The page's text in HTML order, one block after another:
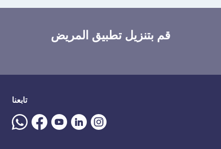
قم بتنزيل تطبيق المريض
تابعنا